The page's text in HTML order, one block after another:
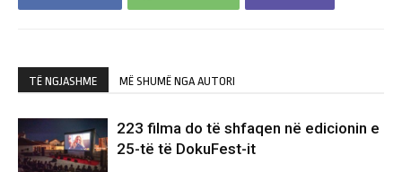
TË NGJASHME MË SHUMË NGA AUTORI
223 filma do të shfaqen në edicionin e
25-të të DokuFest-it